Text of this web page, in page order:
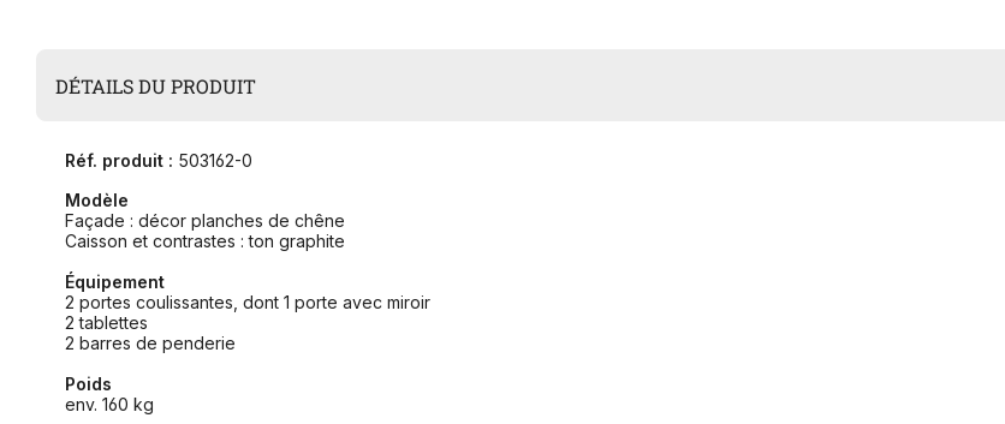
DÉTAILS DU PRODUIT
Réf. produit : 503162-0
Modèle
Façade : décor planches de chêne
Caisson et contrastes : ton graphite
Équipement
2 portes coulissantes, dont 1 porte avec miroir
2 tablettes
2 barres de penderie
Poids
env. 160 kg